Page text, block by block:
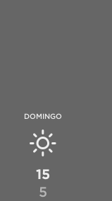
DOMINGO
15
5